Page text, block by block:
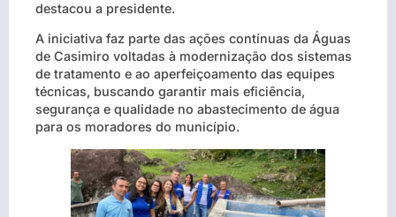
destacou a presidente.
A iniciativa faz parte das ações contínuas da Águas
de Casimiro voltadas à modernização dos sistemas
de tratamento e ao aperfeiçoamento das equipes
técnicas, buscando garantir mais eficiência,
segurança e qualidade no abastecimento de água
para os moradores do município.